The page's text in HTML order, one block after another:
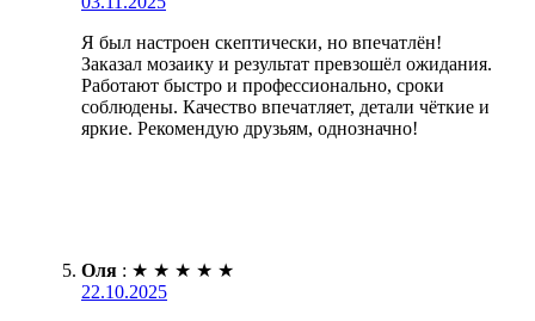
Я был настроен скептически, но впечатлён!
Заказал мозаику и результат превзошёл ожидания.
Работают быстро и профессионально, сроки
соблюдены. Качество впечатляет, детали чёткие и
яркие. Рекомендую друзьям, однозначно!
Оля : ★ ★ ★ ★ ★
22.10.2025